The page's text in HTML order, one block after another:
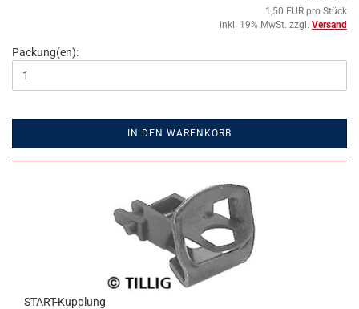
1,50 EUR pro Stück
inkl. 19% MwSt. zzgl. Versand
Packung(en):
IN DEN WARENKORB
START-Kupplung